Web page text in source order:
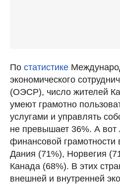
По статистике
экономического
(OЭСР), число жителей
умеют грамотно
услугами и управлять
не превышает 36%. А
финансовой
Дания (71%), Норвегия
Канада (68%). В этих
внешней и внутренней